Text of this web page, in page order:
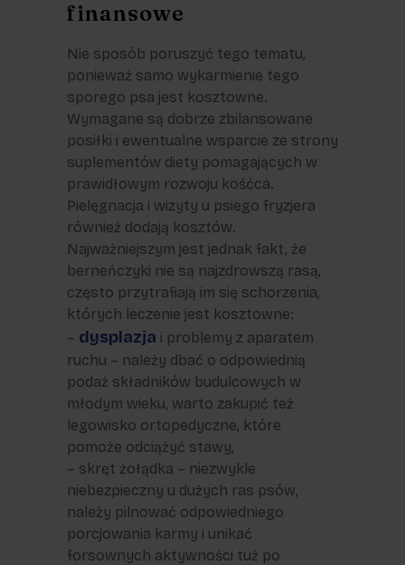
finansowe
Nie sposób poruszyć tego tematu,
ponieważ samo wykarmienie tego
sporego psa jest kosztowne.
Wymagane są dobrze zbilansowane
posiłki i ewentualne wsparcie ze strony
suplementów diety pomagających w
prawidłowym rozwoju kośćca.
Pielęgnacja i wizyty u psiego fryzjera
również dodają kosztów.
Najważniejszym jest jednak fakt, że
berneńczyki nie są najzdrowszą rasą,
często przytrafiają im się schorzenia,
których leczenie jest kosztowne:
– dysplazja i problemy z aparatem
ruchu – należy dbać o odpowiednią
podaż składników budulcowych w
młodym wieku, warto zakupić też
legowisko ortopedyczne, które
pomoże odciążyć stawy,
– skręt żołądka – niezwykle
niebezpieczny u dużych ras psów,
należy pilnować odpowiedniego
porcjowania karmy i unikać
forsownych aktywności tuż po